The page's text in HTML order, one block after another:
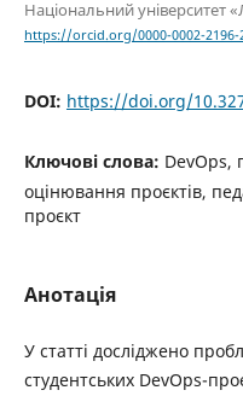
Національний університет
https://orcid.org/0000-0002-2196-
DOI: https://doi.org/
Ключові слова: DevOps,
оцінювання проєктів,
проєкт
Анотація
У статті досліджено
студентських DevOps-